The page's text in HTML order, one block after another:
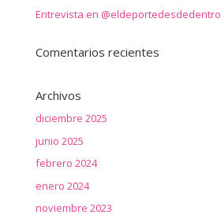
Entrevista en @eldeportedesdedentro
Comentarios recientes
Archivos
diciembre 2025
junio 2025
febrero 2024
enero 2024
noviembre 2023